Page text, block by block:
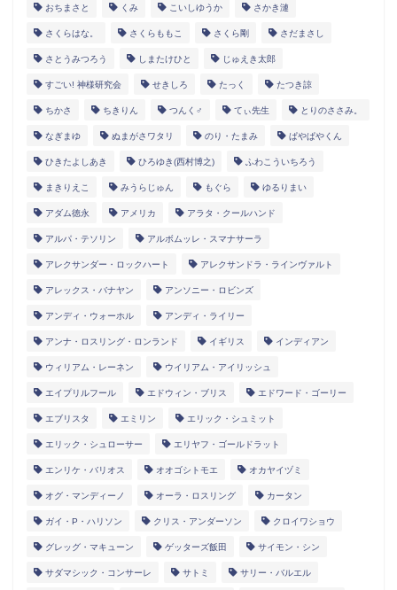
おちまさと くみ こいしゆうか さかき漣
さくらはな。 さくらももこ さくら剛 さだまさし
さとうみつろう しまたけひと じゅえき太郎
すごい! 神様研究会 せきしろ たっく たつき諒
ちかさ ちきりん つんく♂ てぃ先生 とりのささみ。
なぎまゆ ぬまがさワタリ のり・たまみ ぱやぱやくん
ひきたよしあき ひろゆき(西村博之) ふわこういちろう
まきりえこ みうらじゅん もぐら ゆるりまい
アダム徳永 アメリカ アラタ・クールハンド
アルパ・テソリン アルボムッレ・スマナサーラ
アレクサンダー・ロックハート アレクサンドラ・ラインヴァルト
アレックス・バナヤン アンソニー・ロビンズ
アンディ・ウォーホル アンディ・ライリー
アンナ・ロスリング・ロンランド イギリス インディアン
ウィリアム・レーネン ウイリアム・アイリッシュ
エイプリルフール エドウィン・ブリス エドワード・ゴーリー
エブリスタ エミリン エリック・シュミット
エリック・シュローサー エリヤフ・ゴールドラット
エンリケ・バリオス オオゴシトモエ オカヤイヅミ
オグ・マンディーノ オーラ・ロスリング カータン
ガイ・P・ハリソン クリス・アンダーソン クロイワショウ
グレッグ・マキューン ゲッターズ飯田 サイモン・シン
サダマシック・コンサーレ サトミ サリー・バルエル